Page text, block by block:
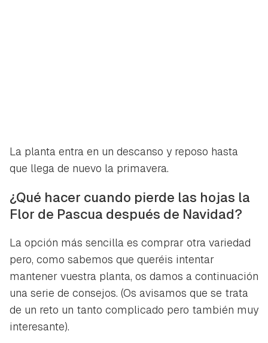
La planta entra en un descanso y reposo hasta
que llega de nuevo la primavera.
¿Qué hacer cuando pierde las hojas la
Flor de Pascua después de Navidad?
La opción más sencilla es comprar otra variedad
pero, como sabemos que queréis intentar
mantener vuestra planta, os damos a continuación
una serie de consejos. (Os avisamos que se trata
de un reto un tanto complicado pero también muy
interesante).